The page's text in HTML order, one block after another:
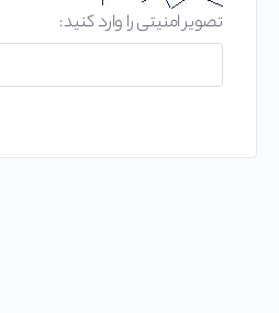
تصویر امنیتی را وارد کنید: